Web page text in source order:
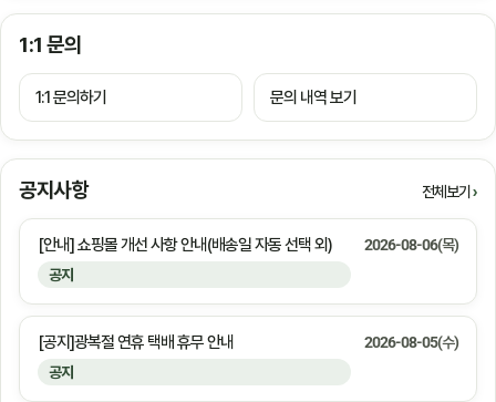
1:1 문의
1:1 문의하기 문의 내역 보기
공지사항 전체보기
공지
[안내] 쇼핑몰 개선 사항 안내(배송일 자동 선택 외) 2026-08-06(목)
공지
[공지]광복절 연휴 택배 휴무 안내 2026-08-05(수)